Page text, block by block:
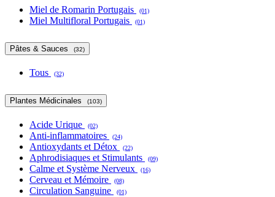
Miel de Romarin Portugais (01)
Miel Multifloral Portugais (01)
Pâtes & Sauces (32)
Tous (32)
Plantes Médicinales (103)
Acide Urique (02)
Anti-inflammatoires (24)
Antioxydants et Détox (22)
Aphrodisiaques et Stimulants (09)
Calme et Système Nerveux (16)
Cerveau et Mémoire (08)
Circulation Sanguine (01)